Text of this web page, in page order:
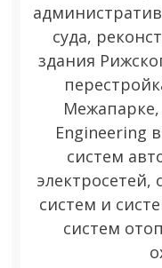
суда,
здания
Engineering
систем
систем и
систем